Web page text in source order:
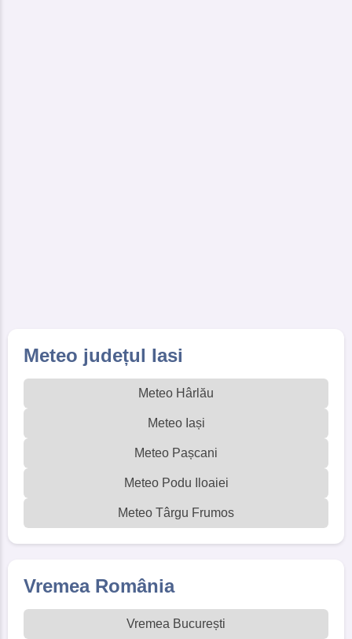
Meteo județul Iasi
Meteo Hârlău
Meteo Iași
Meteo Pașcani
Meteo Podu Iloaiei
Meteo Târgu Frumos
Vremea România
Vremea București